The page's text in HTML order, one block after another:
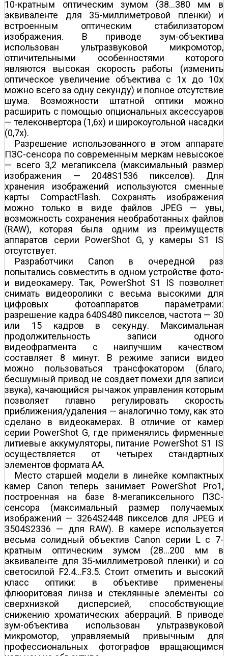
10-кратным оптическим зумом (38…380 мм в
эквиваленте для 35-миллиметровой пленки) и
встроенным оптическим стабилизатором
изображения. В приводе зум-объектива
использован ультразвуковой микромотор,
отличительными особенностями которого
являются высокая скорость работы (изменить
оптическое увеличение объектива с 1х до 10х
можно всего за одну секунду) и полное отсутствие
шума. Возможности штатной оптики можно
расширить с помощью опциональных аксессуаров
— телеконвертора (1,6х) и широкоугольной насадки
(0,7х).
Разрешение использованного в этом аппарате
ПЗС-сенсора по современным меркам невысокое
— всего 3,2 мегапиксела (максимальный размер
изображения — 2048Ѕ1536 пикселов). Для
хранения изображений используются сменные
карты CompactFlash. Сохранять изображения
можно только в виде файлов JPEG — увы,
возможность сохранения необработанных файлов
(RAW), которая была одним из преимуществ
аппаратов серии PowerShot G, у камеры S1 IS
отсутствует.
Разработчики Canon в очередной раз
попытались совместить в одном устройстве фото-
и видеокамеру. Так, PowerShot S1 IS позволяет
снимать видеоролики с весьма высокими для
цифровых фотоаппаратов параметрами:
разрешение кадра 640Ѕ480 пикселов, частота — 30
или 15 кадров в секунду. Максимальная
продолжительность записи одного
видеофрагмента с наилучшим качеством
составляет 8 минут. В режиме записи видео
можно пользоваться трансфокатором (благо,
бесшумный привод не создает помехи для записи
звука), качающийся рычажок управления которым
позволяет плавно регулировать скорость
приближения/удаления — аналогично тому, как это
сделано в видеокамерах. В отличие от камер
серии PowerShot G, где применялись фирменные
литиевые аккумуляторы, питание PowerShot S1 IS
осуществляется от четырех стандартных
элементов формата АА.
Место старшей модели в линейке компактных
камер Canon теперь занимает PowerShot Pro1,
построенная на базе 8-мегапиксельного ПЗС-
сенсора (максимальный размер получаемых
изображений — 3264Ѕ2448 пикселов для JPEG и
3504Ѕ2336 — для RAW). В камере используется
весьма солидный объектив Canon серии L c 7-
кратным оптическим зумом (28…200 мм в
эквиваленте для 35-миллиметровой пленки) и со
светосилой F2.4…F3.5. Стоит отметить и высокий
класс оптики: в объективе применены
флюоритовая линза и стеклянные элементы со
сверхнизкой дисперсией, способствующие
снижению хроматических аберраций. В приводе
зум-объектива использован ультразвуковой
микромотор, управляемый привычным для
профессиональных фотографов вращающимся